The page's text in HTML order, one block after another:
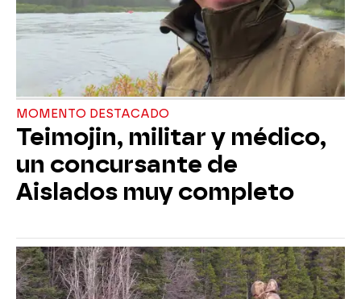
MOMENTO DESTACADO
Teimojin, militar y médico,
un concursante de
Aislados muy completo